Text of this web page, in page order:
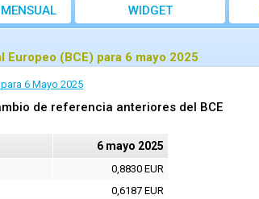
WIDGET
(BCE) para 6 mayo 2025
6 Mayo 2025
de referencia anteriores del BCE
6 mayo 2025
0,8830 EUR
0,6187 EUR